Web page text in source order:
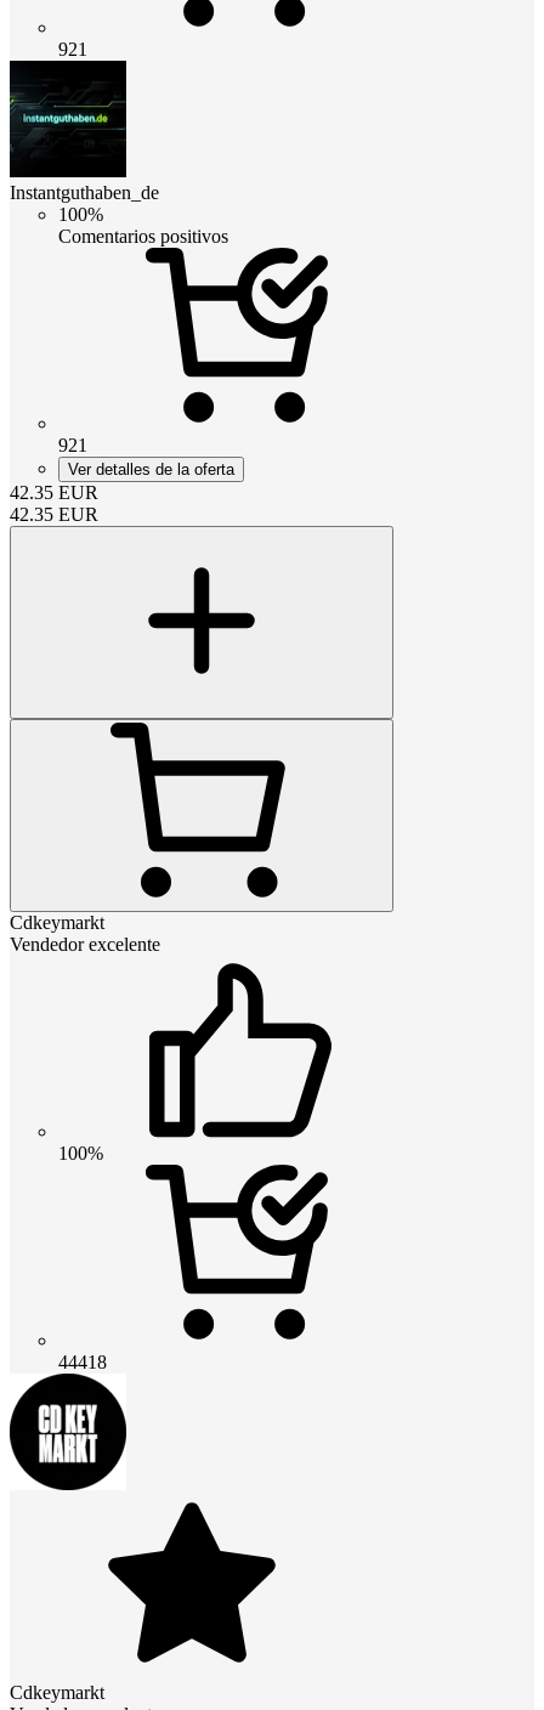
921
Instantguthaben_de
100%
Comentarios positivos
921
Ver detalles de la oferta
42.35 EUR
42.35 EUR
Cdkeymarkt
Vendedor excelente
100%
44418
Cdkeymarkt